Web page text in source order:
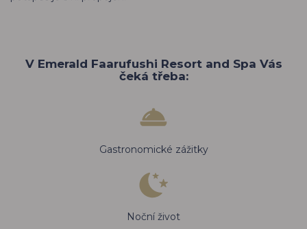
V Emerald Faarufushi Resort and Spa Vás
čeká třeba:
Gastronomické zážitky
Noční život